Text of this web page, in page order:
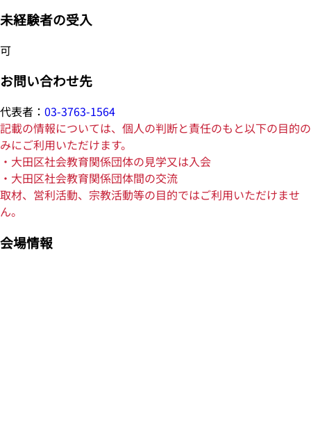
未経験者の受入
可
お問い合わせ先
代表者： 03-3763-1564
記載の情報については、個人の判断と責任のもと以下の目的の
みにご利用いただけます。
・大田区社会教育関係団体の見学又は入会
・大田区社会教育関係団体間の交流
取材、営利活動、宗教活動等の目的ではご利用いただけませ
ん。
会場情報